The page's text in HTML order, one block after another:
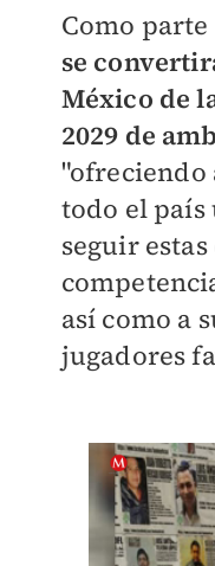
Como
se
México de
2029 de
"ofreciendo
todo el país
seguir
así como a
jugadores